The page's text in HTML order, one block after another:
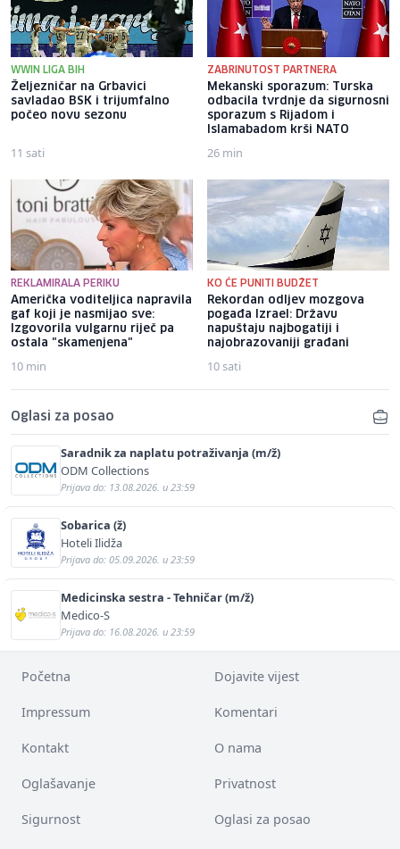
WWIN LIGA BIH
Željezničar na Grbavici
savladao BSK i trijumfalno
počeo novu sezonu
11 sati
ZABRINUTOST PARTNERA
Mekanski sporazum: Turska
odbacila tvrdnje da sigurnosni
sporazum s Rijadom i
Islamabadom krši NATO
26 min
REKLAMIRALA PERIKU
Američka voditeljica napravila
gaf koji je nasmijao sve:
Izgovorila vulgarnu riječ pa
ostala "skamenjena"
10 min
KO ĆE PUNITI BUDŽET
Rekordan odljev mozgova
pogađa Izrael: Državu
napuštaju najbogatiji i
najobrazovaniji građani
10 sati
Oglasi za posao
Saradnik za naplatu potraživanja (m/ž)
ODM Collections
Prijava do: 13.08.2026. u 23:59
Sobarica (ž)
Hoteli Ilidža
Prijava do: 05.09.2026. u 23:59
Medicinska sestra - Tehničar (m/ž)
Medico-S
Prijava do: 16.08.2026. u 23:59
Početna Dojavite vijest
Impressum Komentari
Kontakt O nama
Oglašavanje Privatnost
Sigurnost Oglasi za posao